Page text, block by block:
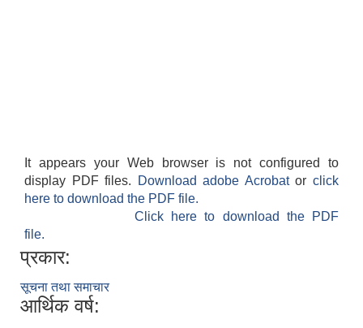
It appears your Web browser is not configured to
display PDF files.
Download adobe Acrobatorclick
here to download the PDF file.
Click here to download the PDF
file.
प्रकार:
सूचना तथा समाचार
आर्थिक वर्ष: